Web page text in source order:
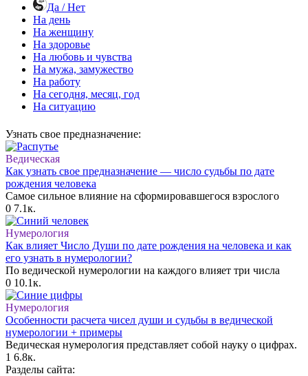
Да / Нет
На день
На женщину
На здоровье
На любовь и чувства
На мужа, замужество
На работу
На сегодня, месяц, год
На ситуацию
Узнать свое предназначение:
Ведическая
Как узнать свое предназначение — число судьбы по дате
рождения человека
Самое сильное влияние на сформировавшегося взрослого
0 7.1к.
Нумерология
Как влияет Число Души по дате рождения на человека и как
его узнать в нумерологии?
По ведической нумерологии на каждого влияет три числа
0 10.1к.
Нумерология
Особенности расчета чисел души и судьбы в ведической
нумерологии + примеры
Ведическая нумерология представляет собой науку о цифрах.
1 6.8к.
Разделы сайта: